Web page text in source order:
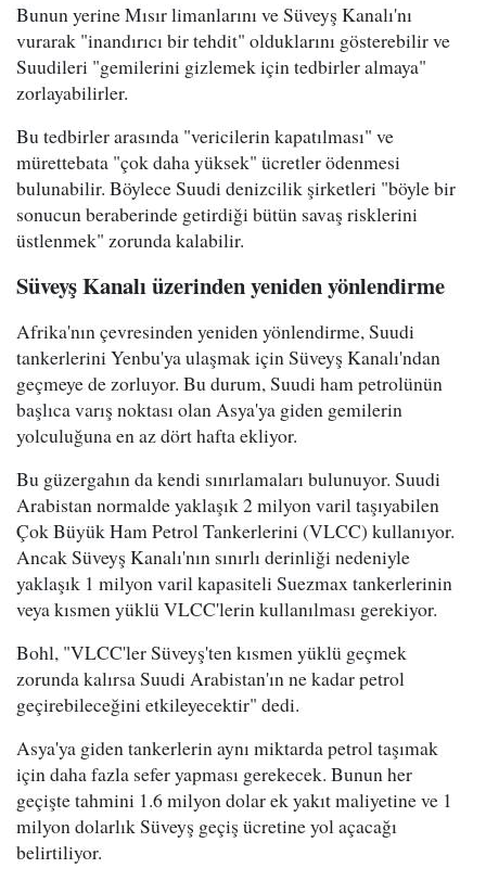
Bunun yerine Mısır limanlarını ve Süveyş Kanalı'nı
vurarak "inandırıcı bir tehdit" olduklarını gösterebilir ve
Suudileri "gemilerini gizlemek için tedbirler almaya"
zorlayabilirler.
Bu tedbirler arasında "vericilerin kapatılması" ve
mürettebata "çok daha yüksek" ücretler ödenmesi
bulunabilir. Böylece Suudi denizcilik şirketleri "böyle bir
sonucun beraberinde getirdiği bütün savaş risklerini
üstlenmek" zorunda kalabilir.
Süveyş Kanalı üzerinden yeniden yönlendirme
Afrika'nın çevresinden yeniden yönlendirme, Suudi
tankerlerini Yenbu'ya ulaşmak için Süveyş Kanalı'ndan
geçmeye de zorluyor. Bu durum, Suudi ham petrolünün
başlıca varış noktası olan Asya'ya giden gemilerin
yolculuğuna en az dört hafta ekliyor.
Bu güzergahın da kendi sınırlamaları bulunuyor. Suudi
Arabistan normalde yaklaşık 2 milyon varil taşıyabilen
Çok Büyük Ham Petrol Tankerlerini (VLCC) kullanıyor.
Ancak Süveyş Kanalı'nın sınırlı derinliği nedeniyle
yaklaşık 1 milyon varil kapasiteli Suezmax tankerlerinin
veya kısmen yüklü VLCC'lerin kullanılması gerekiyor.
Bohl, "VLCC'ler Süveyş'ten kısmen yüklü geçmek
zorunda kalırsa Suudi Arabistan'ın ne kadar petrol
geçirebileceğini etkileyecektir" dedi.
Asya'ya giden tankerlerin aynı miktarda petrol taşımak
için daha fazla sefer yapması gerekecek. Bunun her
geçişte tahmini 1.6 milyon dolar ek yakıt maliyetine ve 1
milyon dolarlık Süveyş geçiş ücretine yol açacağı
belirtiliyor.